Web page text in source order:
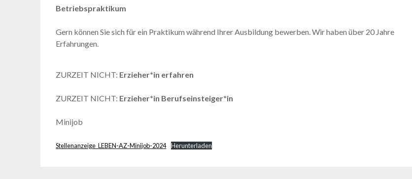
Betriebspraktikum
Gern können Sie sich für ein Praktikum während Ihrer Ausbildung bewerben. Wir haben über 20 Jahre
Erfahrungen.
ZURZEIT NICHT: Erzieher*in erfahren
ZURZEIT NICHT: Erzieher*in Berufseinsteiger*in
Minijob
Stellenanzeige_LEBEN-AZ-Minijob-2024 Herunterladen